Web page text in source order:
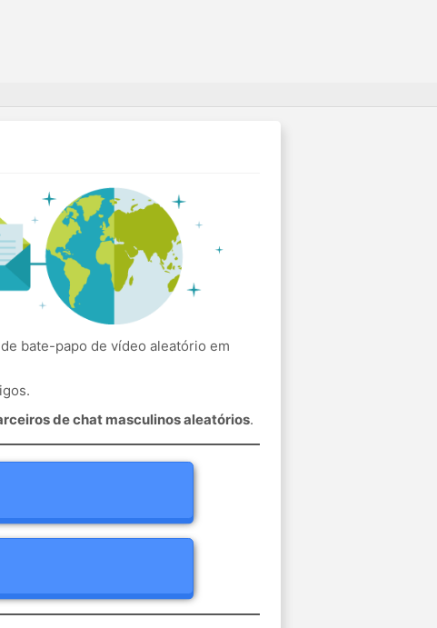
bate-papo de vídeo aleatório em
de chat masculinos aleatórios.